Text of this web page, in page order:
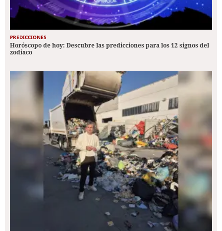
PREDICCIONES
Horóscopo de hoy: Descubre las predicciones para los 12 signos del
zodiaco